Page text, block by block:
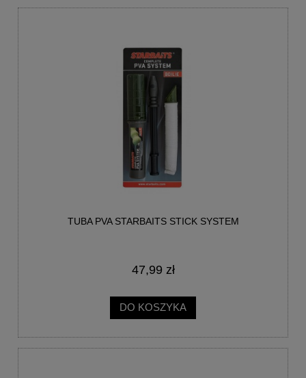
TUBA PVA STARBAITS STICK SYSTEM
47,99 zł
DO KOSZYKA